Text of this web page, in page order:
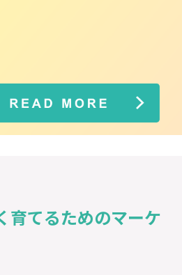
育てるためのマーケ